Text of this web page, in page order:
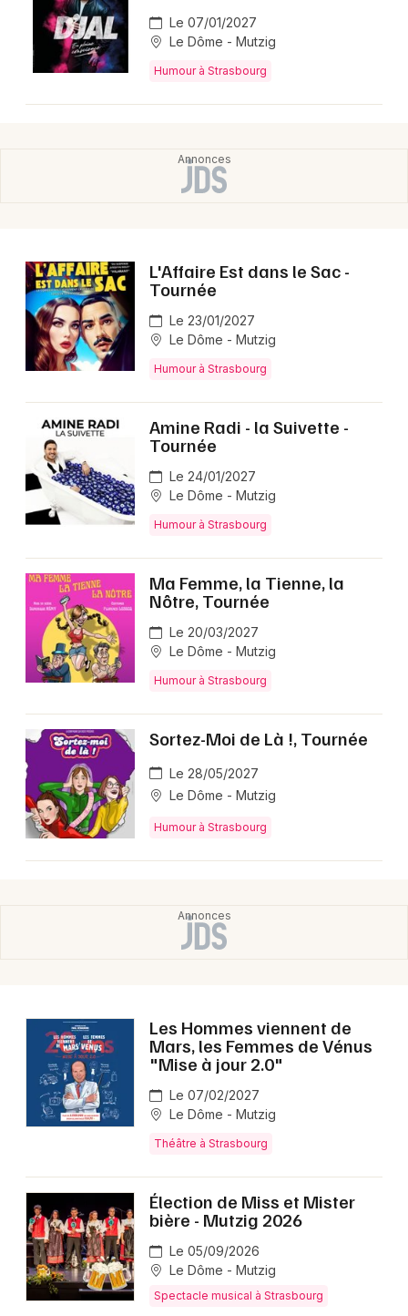
Actus tourisme & loisirs
Restaurants
67 - Bas-Rhin
Choisir mes départements
Mon email
Le 07/01/2027
Le Dôme - Mutzig
Humour à Strasbourg
L'Affaire Est dans le Sac -
Tournée
Le 23/01/2027
Le Dôme - Mutzig
Humour à Strasbourg
Amine Radi - la Suivette -
Tournée
Le 24/01/2027
Le Dôme - Mutzig
Humour à Strasbourg
Ma Femme, la Tienne, la
Nôtre, Tournée
Le 20/03/2027
Le Dôme - Mutzig
Humour à Strasbourg
Sortez-Moi de Là !, Tournée
Le 28/05/2027
Le Dôme - Mutzig
Humour à Strasbourg
Les Hommes viennent de
Mars, les Femmes de Vénus
"Mise à jour 2.0"
Le 07/02/2027
Le Dôme - Mutzig
Théâtre à Strasbourg
Élection de Miss et Mister
bière - Mutzig 2026
Le 05/09/2026
Le Dôme - Mutzig
Spectacle musical à Strasbourg